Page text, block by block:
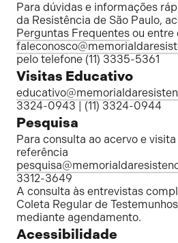
Para dúvidas e informações
da Resistência de São Paulo,
Perguntas Frequentes ou entre
pelo telefone (11) 3335-5361
Visitas Educativo
3324-0943 | (11) 3324-0944
Pesquisa
Para consulta ao acervo e
referência
3312-3649
A consulta às entrevistas
Coleta Regular de
mediante agendamento.
Acessibilidade